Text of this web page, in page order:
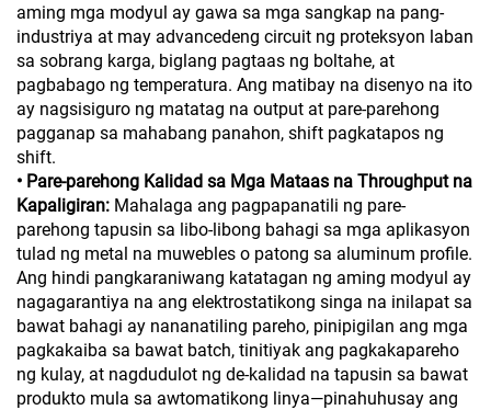
aming mga modyul ay gawa sa mga sangkap na pang-
industriya at may advancedeng circuit ng proteksyon laban
sa sobrang karga, biglang pagtaas ng boltahe, at
pagbabago ng temperatura. Ang matibay na disenyo na ito
ay nagsisiguro ng matatag na output at pare-parehong
pagganap sa mahabang panahon, shift pagkatapos ng
shift.
• Pare-parehong Kalidad sa Mga Mataas na Throughput na
Kapaligiran: Mahalaga ang pagpapanatili ng pare-
parehong tapusin sa libo-libong bahagi sa mga aplikasyon
tulad ng metal na muwebles o patong sa aluminum profile.
Ang hindi pangkaraniwang katatagan ng aming modyul ay
nagagarantiya na ang elektrostatikong singa na inilapat sa
bawat bahagi ay nananatiling pareho, pinipigilan ang mga
pagkakaiba sa bawat batch, tinitiyak ang pagkakapareho
ng kulay, at nagdudulot ng de-kalidad na tapusin sa bawat
produkto mula sa awtomatikong linya—pinahuhusay ang